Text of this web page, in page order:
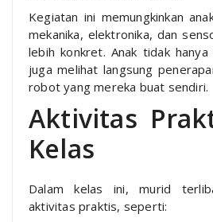
Kegiatan ini memungkinkan
mekanika, elektronika, dan
lebih konkret. Anak tidak
juga melihat langsung
robot yang mereka buat sendiri.
Aktivitas
Kelas
Dalam kelas ini, murid
aktivitas praktis, seperti: